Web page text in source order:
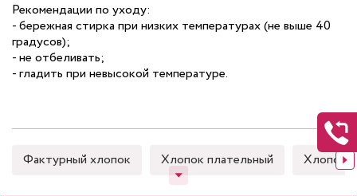
Рекомендации по уходу:
- бережная стирка при низких температурах (не выше 40
градусов);
- не отбеливать;
- гладить при невысокой температуре.
Фактурный хлопок Хлопок плательный Хлопок